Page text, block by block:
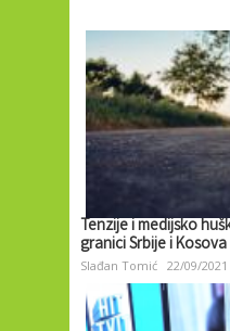
Tenzije i medijsko
granici Srbije i Kosova
Slađan Tomić 22/09/2021